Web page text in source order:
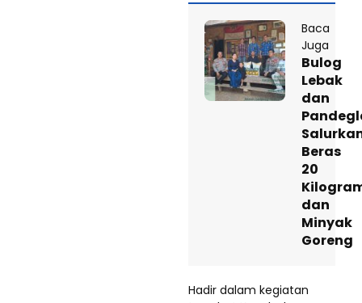
Baca
Juga
Bulog
Lebak
dan
Beras
20
dan
Minyak
Goreng
Hadir dalam kegiatan